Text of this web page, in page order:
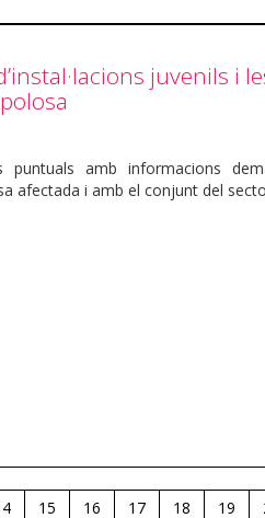
juvenils i
amb informacions
afectada i amb el conjunt del
15 16 17 18 19